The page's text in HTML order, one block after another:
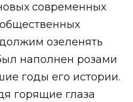
современных
озеленять
наполнен розами
годы его истории.
горящие глаза